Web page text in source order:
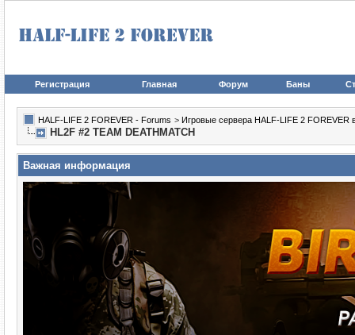
Регистрация Главная Форум Баны
HALF-LIFE 2 FOREVER - Forums > Игровые сервера HALF-LIFE 2 FOREVER
HL2F #2 TEAM DEATHMATCH
Важная информация